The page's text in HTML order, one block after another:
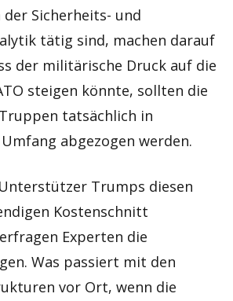
der Sicherheits- und
tätig sind, machen darauf
der militärische Druck auf die
steigen könnte, sollten die
tatsächlich in
abgezogen werden.
Trumps diesen
Kostenschnitt
Experten die
Was passiert mit den
vor Ort, wenn die